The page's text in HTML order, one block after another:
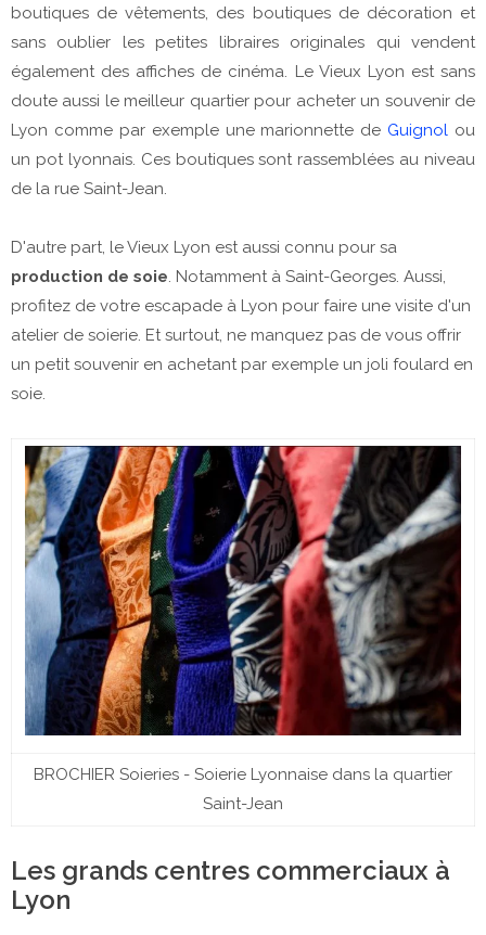
boutiques de vêtements, des boutiques de décoration et
sans oublier les petites libraires originales qui vendent
également des affiches de cinéma. Le Vieux Lyon est sans
doute aussi le meilleur quartier pour acheter un souvenir de
Lyon comme par exemple une marionnette de Guignol ou
un pot lyonnais. Ces boutiques sont rassemblées au niveau
de la rue Saint-Jean.
D'autre part, le Vieux Lyon est aussi connu pour sa
production de soie . Notamment à Saint-Georges. Aussi,
profitez de votre escapade à Lyon pour faire une visite d'un
atelier de soierie. Et surtout, ne manquez pas de vous offrir
un petit souvenir en achetant par exemple un joli foulard en
soie.
BROCHIER Soieries - Soierie Lyonnaise dans la quartier
Saint-Jean
Les grands centres commerciaux à
Lyon